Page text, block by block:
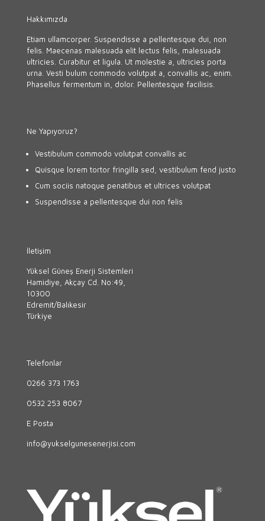
Hakkımızda
Etiam ullamcorper. Suspendisse a pellentesque dui, non
felis. Maecenas malesuada elit lectus felis, malesuada
ultricies. Curabitur et ligula. Ut molestie a, ultricies porta
urna. Vesti bulum commodo volutpat a, convallis ac, enim.
Phasellus fermentum in, dolor. Pellentesque facilisis.
Ne Yapıyoruz?
Vestibulum commodo volutpat convallis ac
Quisque lorem tortor fringilla sed, vestibulum fend justo
Cum sociis natoque penatibus et ultrices volutpat
Suspendisse a pellentesque dui non felis
İletişim
Yüksel Güneş Enerji Sistemleri
Hamidiye, Akçay Cd. No:49,
10300
Edremit/Balıkesir
Türkiye
Telefonlar
0266 373 1763
0532 253 8067
E Posta
info@yukselgunesenerjisi.com